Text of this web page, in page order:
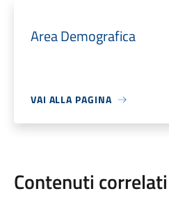
Area Demografica
VAI ALLA PAGINA
Contenuti correlati